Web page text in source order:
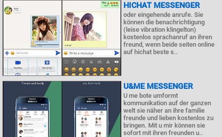
HICHAT MESSENGER
oder eingehende anrufe. Sie
können die benachrichtigung
(leise vibration klingelton)
kostenlos sprachanruf an ihren
freund, wenn beide seiten online
auf hichat beste s..
U&ME MESSENGER
U me bote umformt
kommunikation auf der ganzen
welt sie näher an ihre familie
freunde und lieben kostenlos zu
bringen. Mit u mir können sie
sofort mit ihren freunden u..